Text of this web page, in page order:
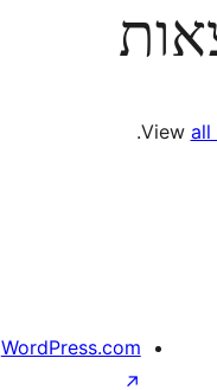
View all
WordPress.com
↗